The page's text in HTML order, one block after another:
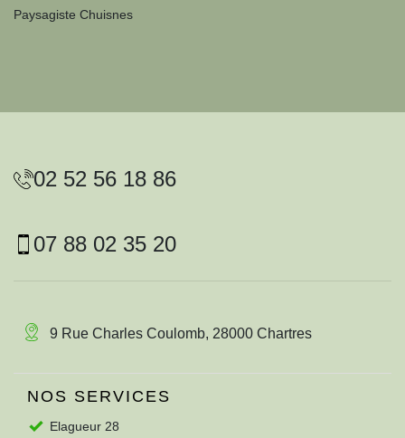
Paysagiste Chuisnes
02 52 56 18 86
07 88 02 35 20
9 Rue Charles Coulomb, 28000 Chartres
NOS SERVICES
Elagueur 28